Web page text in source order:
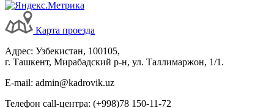
Карта проезда
Адрес: Узбекистан, 100105,
г. Ташкент, Мирабадский р-н, ул. Таллимаржон, 1/1.
E-mail: admin@kadrovik.uz
Телефон call-центра: (+998)78 150-11-72